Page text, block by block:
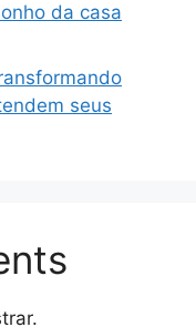
da casa
seus